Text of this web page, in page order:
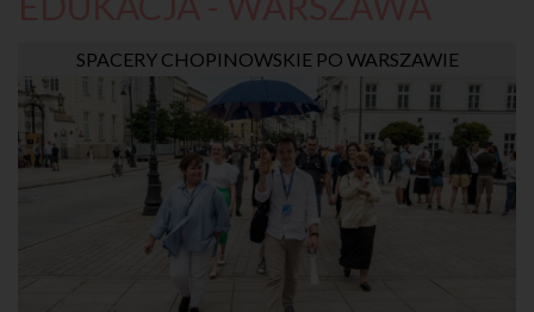
SPACERY CHOPINOWSKIE PO WARSZAWIE